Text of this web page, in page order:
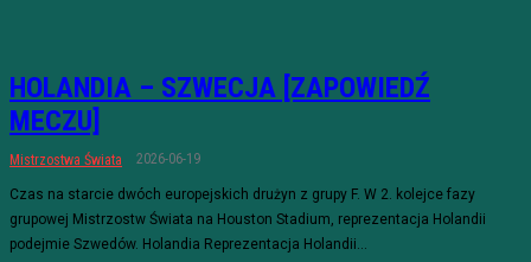
HOLANDIA – SZWECJA [ZAPOWIEDŹ
MECZU]
Mistrzostwa Świata 2026-06-19
Czas na starcie dwóch europejskich drużyn z grupy F. W 2. kolejce fazy
grupowej Mistrzostw Świata na Houston Stadium, reprezentacja Holandii
podejmie Szwedów. Holandia Reprezentacja Holandii...